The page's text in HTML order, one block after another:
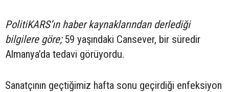
PolitiKARS’ın haber kaynaklarından derlediği
bilgilere göre;59 yaşındaki Cansever, bir süredir
Almanya’da tedavi görüyordu.
Sanatçının geçtiğimiz hafta sonu geçirdiği enfeksiyon